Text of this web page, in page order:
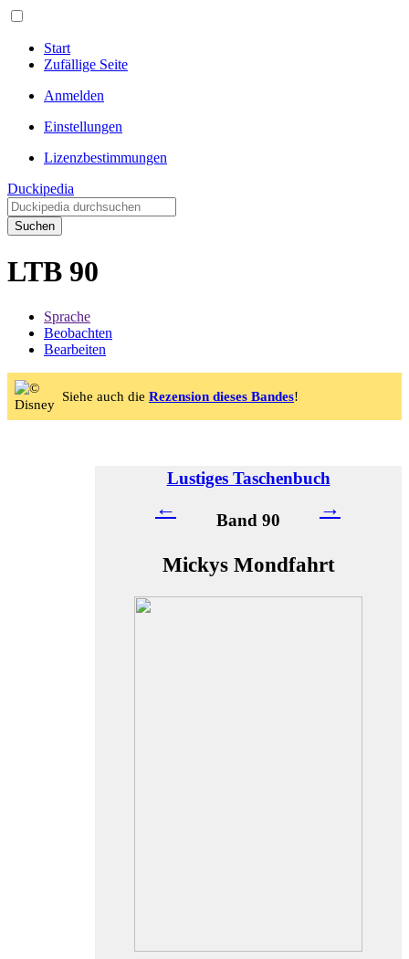
Start
Zufällige Seite
Anmelden
Einstellungen
Lizenzbestimmungen
Duckipedia
Suchen
LTB 90
Sprache
Beobachten
Bearbeiten
Siehe auch die Rezension dieses Bandes!
Lustiges Taschenbuch
←
Band 90
→
Mickys Mondfahrt